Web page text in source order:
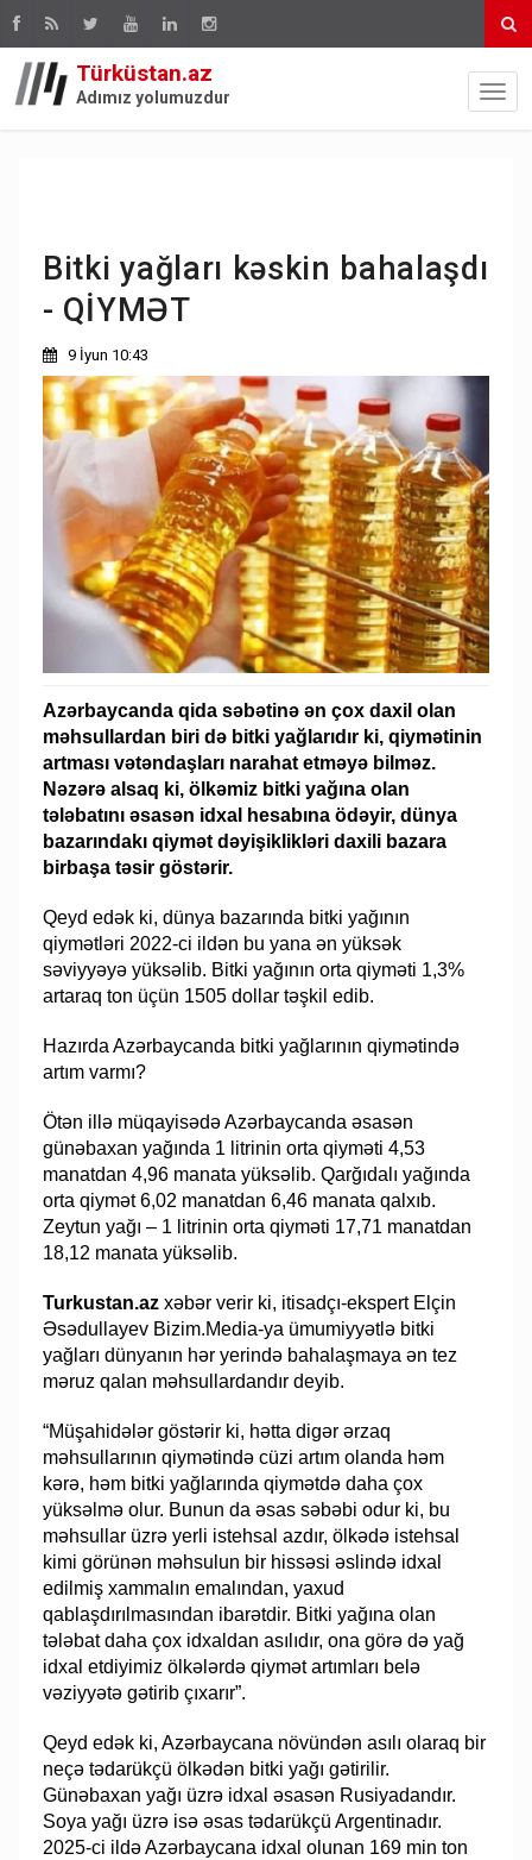
Türküstan.az
Adımız yolumuzdur
Bitki yağları kəskin bahalaşdı
- QİYMƏT
9 İyun 10:43
Azərbaycanda qida səbətinə ən çox daxil olan
məhsullardan biri də bitki yağlarıdır ki, qiymətinin
artması vətəndaşları narahat etməyə bilməz.
Nəzərə alsaq ki, ölkəmiz bitki yağına olan
tələbatını əsasən idxal hesabına ödəyir, dünya
bazarındakı qiymət dəyişiklikləri daxili bazara
birbaşa təsir göstərir.
Qeyd edək ki, dünya bazarında bitki yağının
qiymətləri 2022-ci ildən bu yana ən yüksək
səviyyəyə yüksəlib. Bitki yağının orta qiyməti 1,3%
artaraq ton üçün 1505 dollar təşkil edib.
Hazırda Azərbaycanda bitki yağlarının qiymətində
artım varmı?
Ötən illə müqayisədə Azərbaycanda əsasən
günəbaxan yağında 1 litrinin orta qiyməti 4,53
manatdan 4,96 manata yüksəlib. Qarğıdalı yağında
orta qiymət 6,02 manatdan 6,46 manata qalxıb.
Zeytun yağı – 1 litrinin orta qiyməti 17,71 manatdan
18,12 manata yüksəlib.
Turkustan.azxəbər verir ki, itisadçı-ekspert Elçin
Əsədullayev Bizim.Media-ya ümumiyyətlə bitki
yağları dünyanın hər yerində bahalaşmaya ən tez
məruz qalan məhsullardandır deyib.
“Müşahidələr göstərir ki, hətta digər ərzaq
məhsullarının qiymətində cüzi artım olanda həm
kərə, həm bitki yağlarında qiymətdə daha çox
yüksəlmə olur. Bunun da əsas səbəbi odur ki, bu
məhsullar üzrə yerli istehsal azdır, ölkədə istehsal
kimi görünən məhsulun bir hissəsi əslində idxal
edilmiş xammalın emalından, yaxud
qablaşdırılmasından ibarətdir. Bitki yağına olan
tələbat daha çox idxaldan asılıdır, ona görə də yağ
idxal etdiyimiz ölkələrdə qiymət artımları belə
vəziyyətə gətirib çıxarır”.
Qeyd edək ki, Azərbaycana növündən asılı olaraq bir
neçə tədarükçü ölkədən bitki yağı gətirilir.
Günəbaxan yağı üzrə idxal əsasən Rusiyadandır.
Soya yağı üzrə isə əsas tədarükçü Argentinadır.
2025-ci ildə Azərbaycana idxal olunan 169 min ton